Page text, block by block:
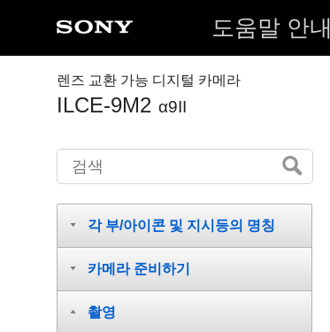
도움말 안내
렌즈 교환 가능 디지털 카메라
ILCE-9M2 α9II
각 부/아이콘 및 지시등의 명칭
카메라 준비하기
촬영